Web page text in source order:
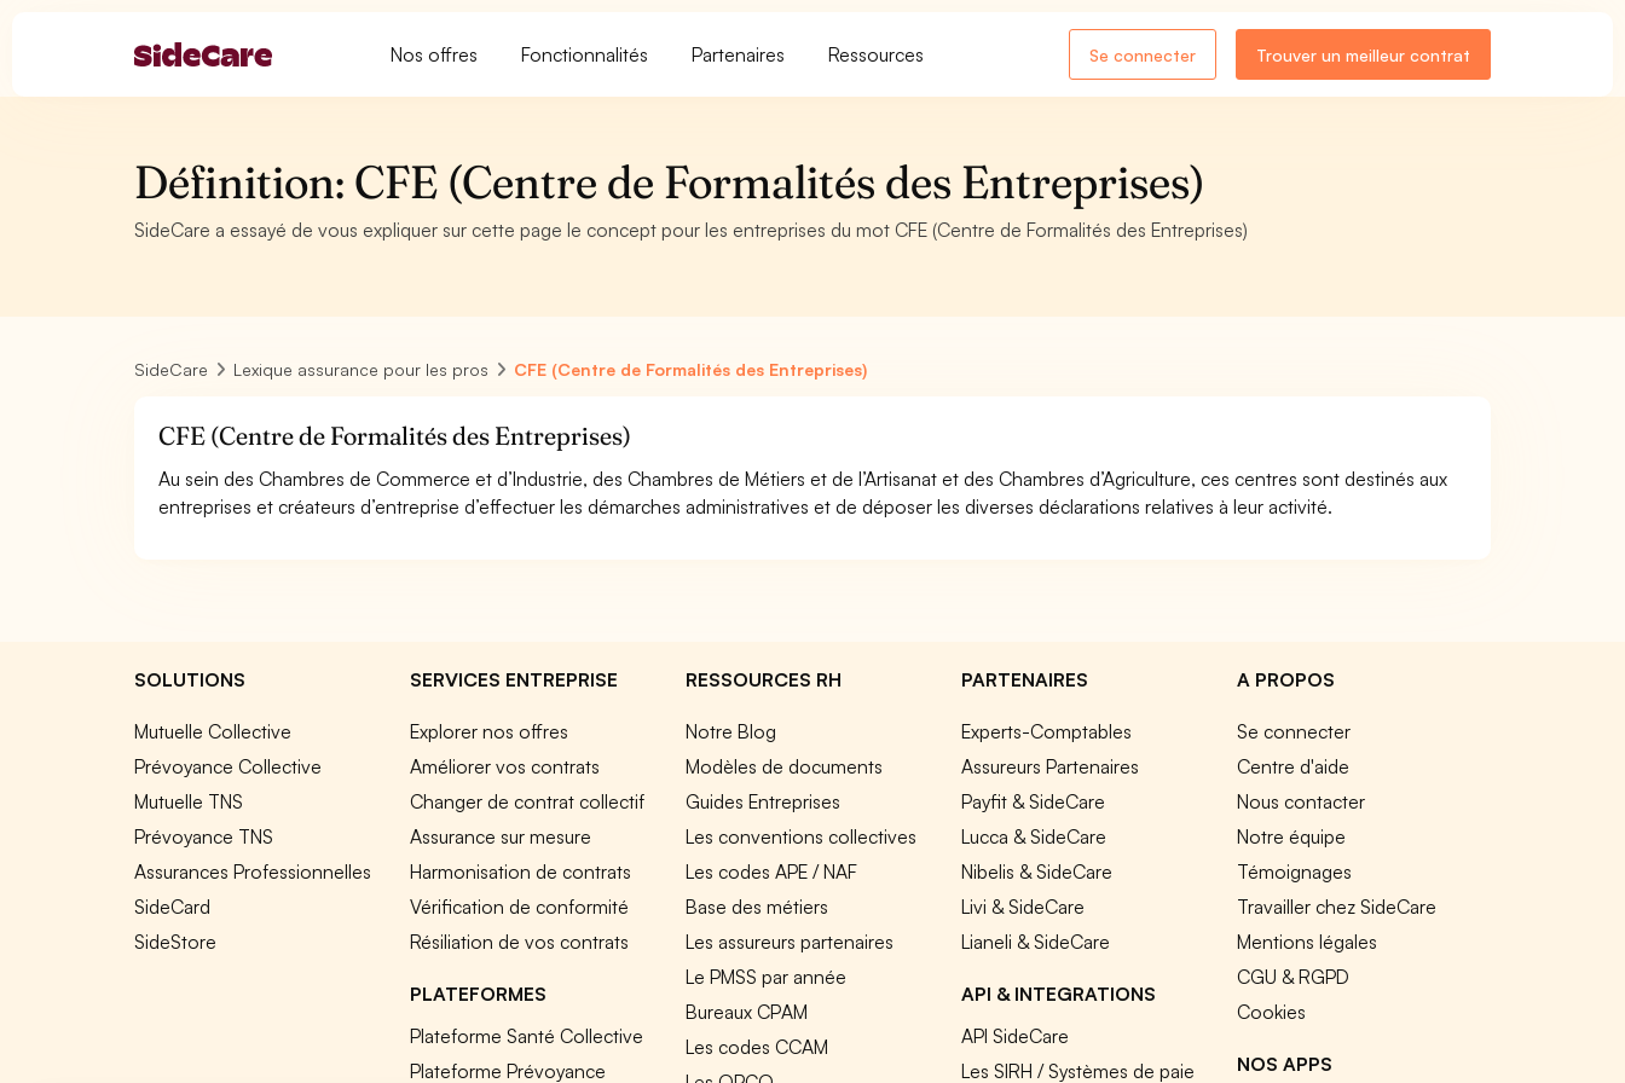
Nos offres Fonctionnalités Partenaires Ressources Se connecter Trouver un meilleur contrat
Définition: CFE (Centre de Formalités des Entreprises)
SideCare a essayé de vous expliquer sur cette page le concept pour les entreprises du mot CFE (Centre de Formalités des Entreprises)
SideCare Lexique assurance pour les pros CFE (Centre de Formalités des Entreprises)
CFE (Centre de Formalités des Entreprises)
Au sein des Chambres de Commerce et d’Industrie, des Chambres de Métiers et de l’Artisanat et des Chambres d’Agriculture, ces centres sont destinés aux
entreprises et créateurs d’entreprise d’effectuer les démarches administratives et de déposer les diverses déclarations relatives à leur activité.
SOLUTIONS
Mutuelle Collective
Prévoyance Collective
Mutuelle TNS
Prévoyance TNS
Assurances Professionnelles
SideCard
SideStore
SERVICES ENTREPRISE
Explorer nos offres
Améliorer vos contrats
Changer de contrat collectif
Assurance sur mesure
Harmonisation de contrats
Vérification de conformité
Résiliation de vos contrats
PLATEFORMES
Plateforme Santé Collective
Plateforme Prévoyance
RESSOURCES RH
Notre Blog
Modèles de documents
Guides Entreprises
Les conventions collectives
Les codes APE / NAF
Base des métiers
Les assureurs partenaires
Le PMSS par année
Bureaux CPAM
Les codes CCAM
PARTENAIRES
Experts-Comptables
Assureurs Partenaires
Payfit & SideCare
Lucca & SideCare
Nibelis & SideCare
Livi & SideCare
Lianeli & SideCare
API & INTEGRATIONS
API SideCare
Les SIRH / Systèmes de paie
A PROPOS
Se connecter
Centre d'aide
Nous contacter
Notre équipe
Témoignages
Travailler chez SideCare
Mentions légales
CGU & RGPD
Cookies
NOS APPS